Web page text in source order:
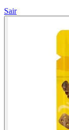
Sair